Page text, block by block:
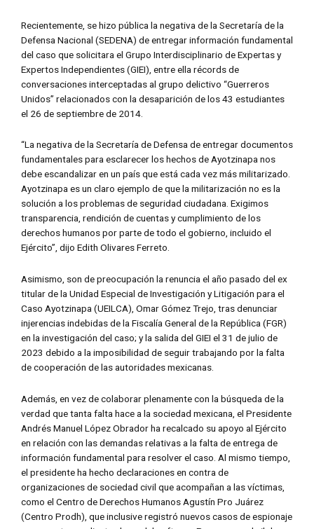
Recientemente, se hizo pública la negativa de la Secretaría de la
Defensa Nacional (SEDENA) de entregar información fundamental
del caso que solicitara el Grupo Interdisciplinario de Expertas y
Expertos Independientes (GIEI), entre ella récords de
conversaciones interceptadas al grupo delictivo “Guerreros
Unidos” relacionados con la desaparición de los 43 estudiantes
el 26 de septiembre de 2014.
“La negativa de la Secretaría de Defensa de entregar documentos
fundamentales para esclarecer los hechos de Ayotzinapa nos
debe escandalizar en un país que está cada vez más militarizado.
Ayotzinapa es un claro ejemplo de que la militarización no es la
solución a los problemas de seguridad ciudadana. Exigimos
transparencia, rendición de cuentas y cumplimiento de los
derechos humanos por parte de todo el gobierno, incluido el
Ejército”, dijo Edith Olivares Ferreto.
Asimismo, son de preocupación la renuncia el año pasado del ex
titular de la Unidad Especial de Investigación y Litigación para el
Caso Ayotzinapa (UEILCA), Omar Gómez Trejo, tras denunciar
injerencias indebidas de la Fiscalía General de la República (FGR)
en la investigación del caso; y la salida del GIEI el 31 de julio de
2023 debido a la imposibilidad de seguir trabajando por la falta
de cooperación de las autoridades mexicanas.
Además, en vez de colaborar plenamente con la búsqueda de la
verdad que tanta falta hace a la sociedad mexicana, el Presidente
Andrés Manuel López Obrador ha recalcado su apoyo al Ejército
en relación con las demandas relativas a la falta de entrega de
información fundamental para resolver el caso. Al mismo tiempo,
el presidente ha hecho declaraciones en contra de
organizaciones de sociedad civil que acompañan a las víctimas,
como el Centro de Derechos Humanos Agustín Pro Juárez
(Centro Prodh), que inclusive registró nuevos casos de espionaje